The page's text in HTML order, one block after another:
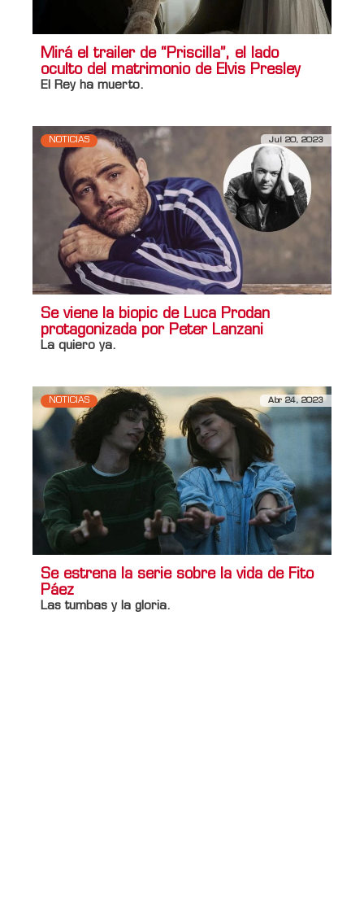
Mirá el trailer de “Priscilla”, el lado
oculto del matrimonio de Elvis Presley
El Rey ha muerto.
NOTICIAS Jul 20, 2023
Se viene la biopic de Luca Prodan
protagonizada por Peter Lanzani
La quiero ya.
NOTICIAS Abr 24, 2023
Se estrena la serie sobre la vida de Fito
Páez
Las tumbas y la gloria.